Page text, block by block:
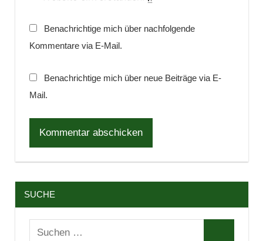
Benachrichtige mich über nachfolgende
Kommentare via E-Mail.
Benachrichtige mich über neue Beiträge via E-
Mail.
SUCHE
Suchen